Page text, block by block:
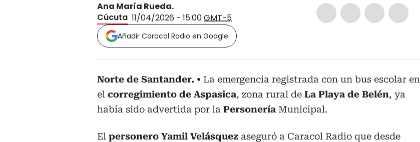
Ana María Rueda.
Cúcuta 11/04/2026 - 15:00GMT-5
Añadir Caracol Radio en Google
Norte de Santander.
La emergencia registrada con un bus escolar en
el corregimiento de Aspasica, zona rural de La Playa de Belén, ya
había sido advertida por la Personería Municipal.
El personero Yamil Velásquez aseguró a Caracol Radio que desde